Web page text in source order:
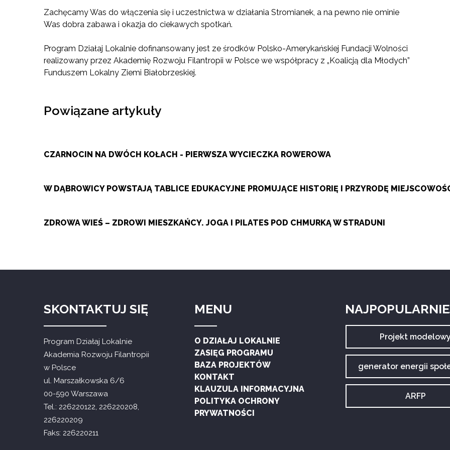
Zachęcamy Was do włączenia się i uczestnictwa w działania Stromianek, a na pewno nie ominie
Was dobra zabawa i okazja do ciekawych spotkań.
Program Działaj Lokalnie dofinansowany jest ze środków Polsko-Amerykańskiej Fundacji Wolności
realizowany przez Akademię Rozwoju Filantropii w Polsce we współpracy z „Koalicją dla Młodych”
Funduszem Lokalny Ziemi Białobrzeskiej.
Powiązane artykuły
CZARNOCIN NA DWÓCH KOŁACH - PIERWSZA WYCIECZKA ROWEROWA
W DĄBROWICY POWSTAJĄ TABLICE EDUKACYJNE PROMUJĄCE HISTORIĘ I PRZYRODĘ
ZDROWA WIEŚ – ZDROWI MIESZKAŃCY. JOGA I PILATES POD CHMURKĄ W STRADUNI
SKONTAKTUJ SIĘ
Program Działaj Lokalnie
Akademia Rozwoju Filantropii
w Polsce
ul. Marszałkowska 6/6
00-590 Warszawa
Tel.: 226220122, 226220208,
226220209
Faks: 226220211
MENU
O DZIAŁAJ LOKALNIE
ZASIĘG PROGRAMU
BAZA PROJEKTÓW
KONTAKT
KLAUZULA INFORMACYJNA
POLITYKA OCHRONY
PRYWATNOŚCI
Archiwum
tagu:
Projekt
Archiwum
tagu:
generator energii
Archiwum
tagu:
ARFP